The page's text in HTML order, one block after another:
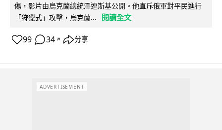
傷，影片由烏克蘭總統澤連斯基公開。他直斥俄軍對平民進行
「狩獵式」攻擊，烏克蘭...
閱讀全文
99 34 ↗ 分享
ADVERTISEMENT